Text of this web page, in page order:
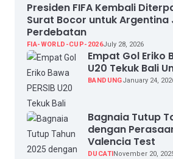
Presiden FIFA Kembali
Surat Bocor untuk Argentina
Perdebatan
FIA-WORLD-CUP-2026July 28, 2026
Empat Gol Eriko
U20 Tekuk Bali
BANDUNGJanuary 24,
Bagnaia Tutup
dengan
Valencia Test
DUCATI November 20,